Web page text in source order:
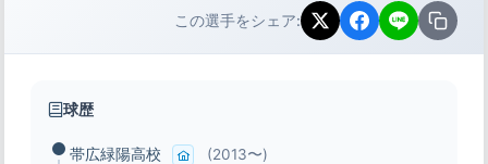
この選手をシェア:
球歴
帯広緑陽高校 (2013〜)